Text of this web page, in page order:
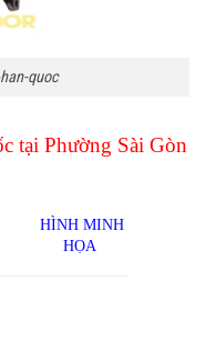
quoc
tại Phường Sài Gòn
HÌNH MINH
HỌA